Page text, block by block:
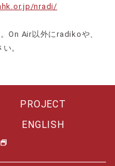
nradi/
On Air以外にradikoや、
。
PROJECT
ENGLISH